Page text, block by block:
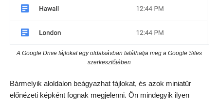
A Google Drive fájlokat egy oldalsávban találhatja meg a Google Sites
szerkesztőjében
Bármelyik aloldalon beágyazhat fájlokat, és azok miniatűr
előnézeti képként fognak megjelenni. Ön mindegyik ilyen